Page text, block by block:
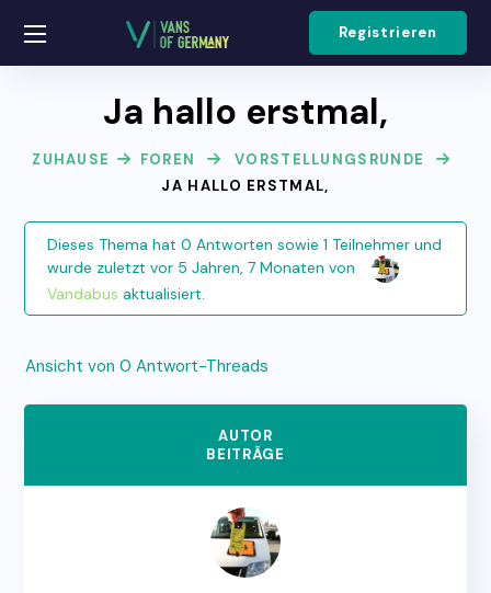
Registrieren
Ja hallo erstmal,
ZUHAUSE FOREN
VORSTELLUNGSRUNDE
JA HALLO ERSTMAL,
Dieses Thema hat 0 Antworten sowie 1 Teilnehmer und
wurde zuletzt vor 5 Jahren, 7 Monaten von
Vandabus aktualisiert.
Ansicht von 0 Antwort-Threads
AUTOR
BEITRÄGE